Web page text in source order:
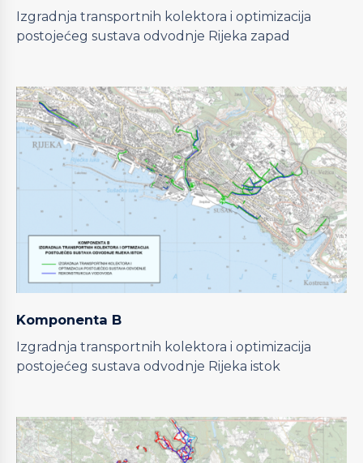
Izgradnja transportnih kolektora i optimizacija
postojećeg sustava odvodnje Rijeka zapad
Komponenta B
Izgradnja transportnih kolektora i optimizacija
postojećeg sustava odvodnje Rijeka istok